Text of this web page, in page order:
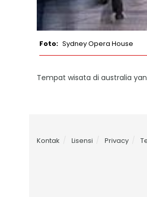
Sydney Opera House
Tempat wisata di australia
Kontak Lisensi Privacy